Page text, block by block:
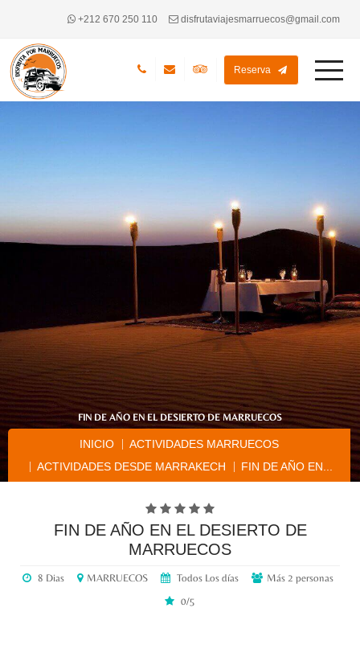
+212 670 250 110 disfrutaviajesmarruecos@gmail.com
Reserva
FIN DE AÑO EN EL DESIERTO DE MARRUECOS
INICIO
ACTIVIDADES MARRUECOS
ACTIVIDADES DESDE MARRAKECH
FIN DE AÑO EN...
FIN DE AÑO EN EL DESIERTO DE
MARRUECOS
8 Dias MARRUECOS Todos Los días
Más 2 personas
0/5